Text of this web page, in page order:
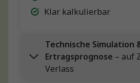
Klar kalkulierbar
Technische Simulation
Ertragsprognose – auf
Verlass